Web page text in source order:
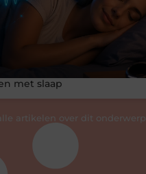
met slaap
artikelen over dit onderwerp